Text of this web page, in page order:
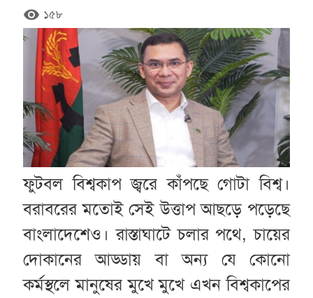
remove_red_eye ১৫৮
ফুটবল বিশ্বকাপ জ্বরে কাঁপছে গোটা বিশ্ব।
বরাবরের মতোই সেই উত্তাপ আছড়ে পড়েছে
বাংলাদেশেও। রাস্তাঘাটে চলার পথে, চায়ের
দোকানের আড্ডায় বা অন্য যে কোনো
কর্মস্থলে মানুষের মুখে মুখে এখন বিশ্বকাপের